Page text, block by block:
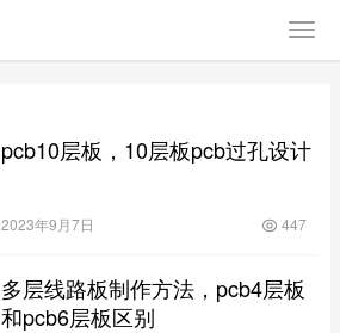
pcb10层板，10层板pcb过孔设计
2023年9月7日 447
多层线路板制作方法，pcb4层板
和pcb6层板区别